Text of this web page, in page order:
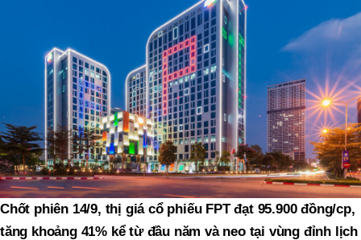
Chốt phiên 14/9, thị giá cổ phiếu FPT đạt 95.900 đồng/cp,
tăng khoảng 41% kể từ đầu năm và neo tại vùng đỉnh lịch